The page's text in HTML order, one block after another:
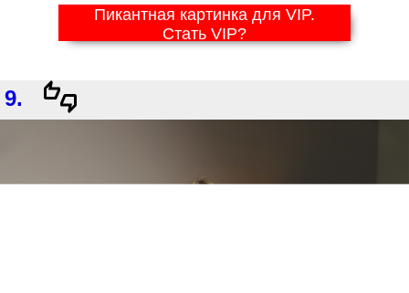
Пикантная картинка для VIP.
Стать VIP?
9.